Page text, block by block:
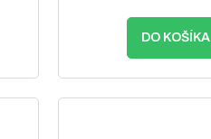
DO KOŠÍKA